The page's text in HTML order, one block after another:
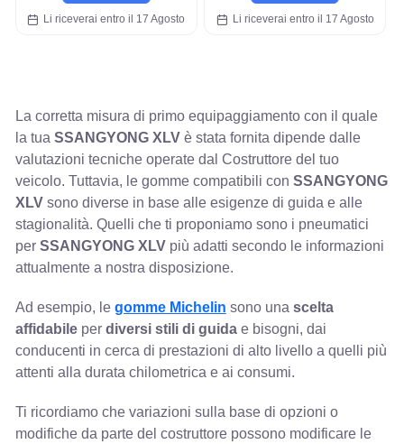
Li riceverai entro il 17 Agosto Li riceverai entro il 17 Agosto
La corretta misura di primo equipaggiamento con il quale
la tua SSANGYONG XLVè stata fornita dipende dalle
valutazioni tecniche operate dal Costruttore del tuo
veicolo. Tuttavia, le gomme compatibili con SSANGYONG
XLV sono diverse in base alle esigenze di guida e alle
stagionalità. Quelli che ti proponiamo sono i pneumatici
per SSANGYONG XLV più adatti secondo le informazioni
attualmente a nostra disposizione.
Ad esempio, le gomme Michelin sono una scelta
affidabileper diversi stili di guidae bisogni, dai
conducenti in cerca di prestazioni di alto livello a quelli più
attenti alla durata chilometrica e ai consumi.
Ti ricordiamo che variazioni sulla base di opzioni o
modifiche da parte del costruttore possono modificare le